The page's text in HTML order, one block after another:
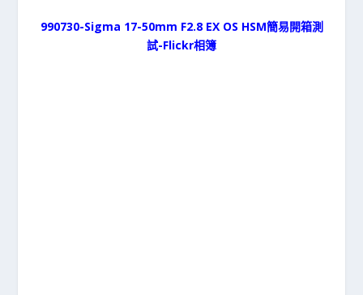
990730-Sigma 17-50mm F2.8 EX OS HSM簡易開箱測
試-Flickr相簿